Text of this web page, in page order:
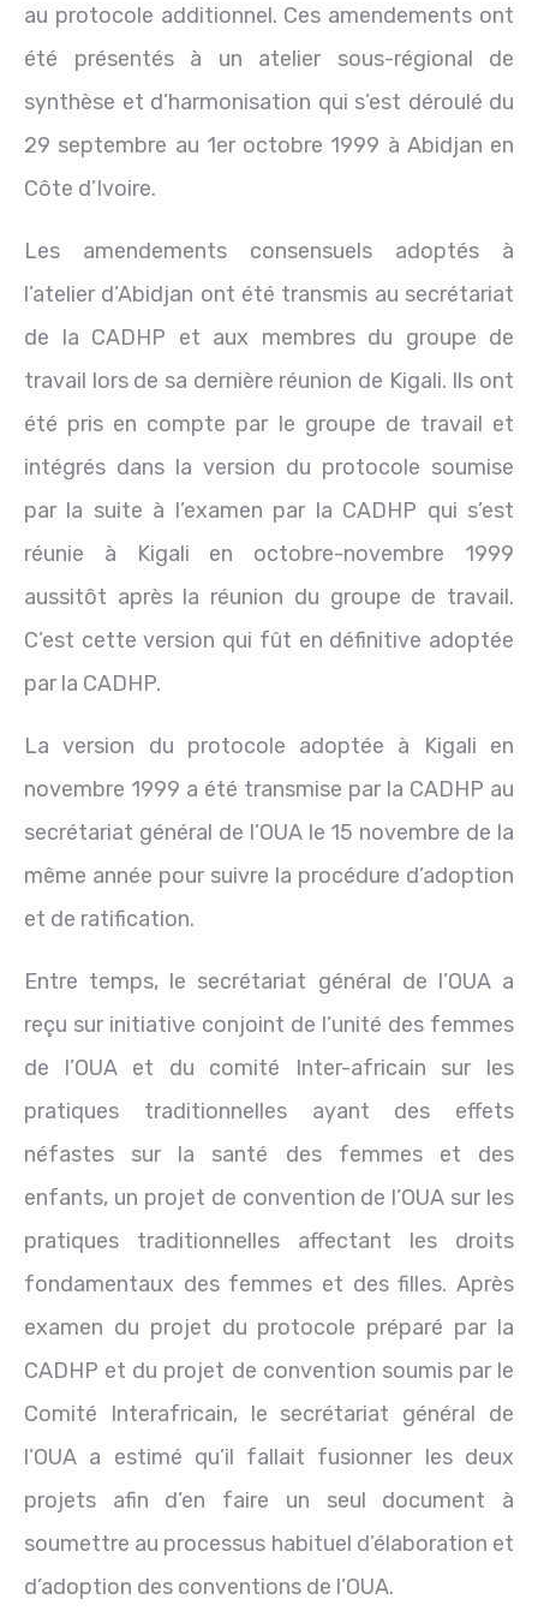
au protocole additionnel. Ces amendements ont
été présentés à un atelier sous-régional de
synthèse et d’harmonisation qui s’est déroulé du
29 septembre au 1er octobre 1999 à Abidjan en
Côte d’Ivoire.
Les amendements consensuels adoptés à
l’atelier d’Abidjan ont été transmis au secrétariat
de la CADHP et aux membres du groupe de
travail lors de sa dernière réunion de Kigali. Ils ont
été pris en compte par le groupe de travail et
intégrés dans la version du protocole soumise
par la suite à l’examen par la CADHP qui s’est
réunie à Kigali en octobre-novembre 1999
aussitôt après la réunion du groupe de travail.
C’est cette version qui fût en définitive adoptée
par la CADHP.
La version du protocole adoptée à Kigali en
novembre 1999 a été transmise par la CADHP au
secrétariat général de l’OUA le 15 novembre de la
même année pour suivre la procédure d’adoption
et de ratification.
Entre temps, le secrétariat général de l’OUA a
reçu sur initiative conjoint de l’unité des femmes
de l’OUA et du comité Inter-africain sur les
pratiques traditionnelles ayant des effets
néfastes sur la santé des femmes et des
enfants, un projet de convention de l’OUA sur les
pratiques traditionnelles affectant les droits
fondamentaux des femmes et des filles. Après
examen du projet du protocole préparé par la
CADHP et du projet de convention soumis par le
Comité Interafricain, le secrétariat général de
l’OUA a estimé qu’il fallait fusionner les deux
projets afin d’en faire un seul document à
soumettre au processus habituel d’élaboration et
d’adoption des conventions de l’OUA.